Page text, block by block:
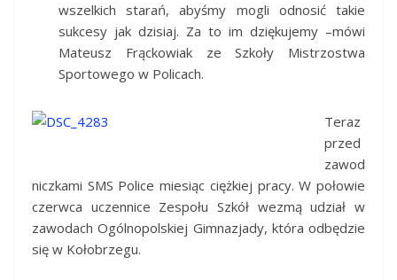
wszelkich starań, abyśmy mogli odnosić takie
sukcesy jak dzisiaj. Za to im dziękujemy –mówi
Mateusz Frąckowiak ze Szkoły Mistrzostwa
Sportowego w Policach.
Teraz
przed
zawod
niczkami SMS Police miesiąc ciężkiej pracy. W połowie
czerwca uczennice Zespołu Szkół wezmą udział w
zawodach Ogólnopolskiej Gimnazjady, która odbędzie
się w Kołobrzegu.